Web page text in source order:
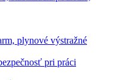
plynové výstražné
pri práci